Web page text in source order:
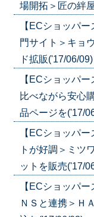
場開拓＞匠の絆
【ECショッパ
門サイト＞キョ
ド拡販('17/06/09)
【ECショッパ
比べながら安心
品ページを('17/
【ECショッパ
トが好調＞ミツ
ットを販売('17/
【ECショッパ
ＮＳと連携＞Ｈ